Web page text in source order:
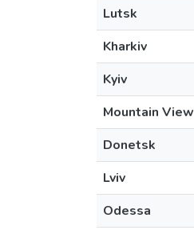
Lutsk
Kharkiv
Kyiv
Mountain View
Donetsk
Lviv
Odessa